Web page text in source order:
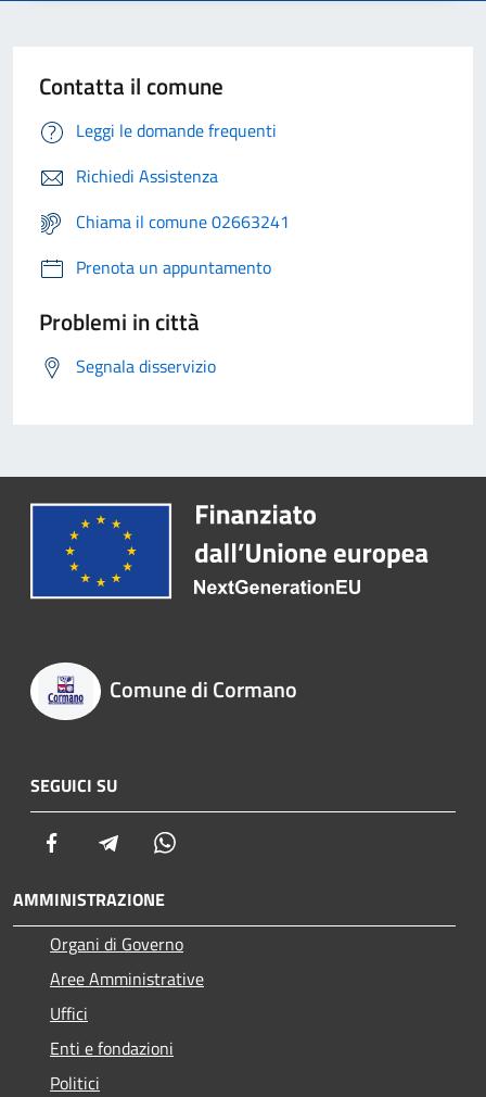
Contatta il comune
Leggi le domande frequenti
Richiedi Assistenza
Chiama il comune 02663241
Prenota un appuntamento
Problemi in città
Segnala disservizio
Comune di Cormano
SEGUICI SU
Facebook Telegram
AMMINISTRAZIONE
Organi di Governo
Aree Amministrative
Uffici
Enti e fondazioni
Politici